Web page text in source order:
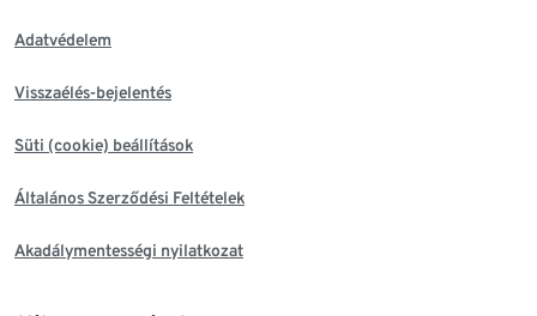
Adatvédelem
Visszaélés-bejelentés
Süti (cookie) beállítások
Általános Szerződési Feltételek
Akadálymentességi nyilatkozat